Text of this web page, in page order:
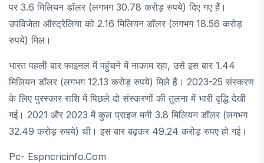
पर 3.6 मिलियन डॉलर (लगभग 30.78 करोड़ रुपये) दिए गए हैं।
उपविजेता ऑस्ट्रेलिया को 2.16 मिलियन डॉलर (लगभग 18.56 करोड़
रुपये) मिल।
भारत पहली बार फाइनल में पहुंचने में नाकाम रहा, उसे इस बार 1.44
मिलियन डॉलर (लगभग 12.13 करोड़ रुपये) मिले हैं। 2023-25 संस्करण
के लिए पुरस्कार राशि में पिछले दो संस्करणों की तुलना में भारी वृद्धि देखी
गई। 2021 और 2023 में कुल प्राइज मनी 3.8 मिलियन डॉलर (लगभग
32.49 करोड़ रुपये) थी। इस बार बढ़कर 49.24 करोड़ रुपए हो गई।
Pc- Espncricinfo.com